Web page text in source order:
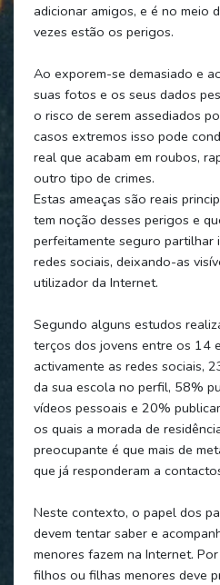
adicionar amigos, e é no meio
vezes estão os perigos.
Ao exporem-se demasiado e
suas fotos e os seus dados
o risco de serem assediados
casos extremos isso pode
real que acabam em roubos,
outro tipo de crimes.
Estas ameaças são reais
tem noção desses perigos e
perfeitamente seguro partilhar
redes sociais, deixando-as
utilizador da Internet.
Segundo alguns estudos
terços dos jovens entre os 14
activamente as redes sociais,
da sua escola no perfil, 58%
vídeos pessoais e 20%
os quais a morada de
preocupante é que mais de
que já responderam a
Neste contexto, o papel dos
devem tentar saber e
menores fazem na Internet.
filhos ou filhas menores deve